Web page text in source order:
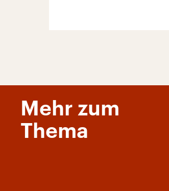
Mehr zum
Thema